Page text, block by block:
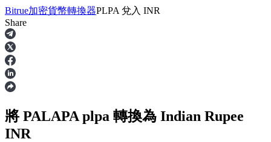
合約
Bitrue加密貨幣轉換器PLPA 兌入 INR
Share
將 PALAPA plpa 轉換為 Indian Rupee
INR